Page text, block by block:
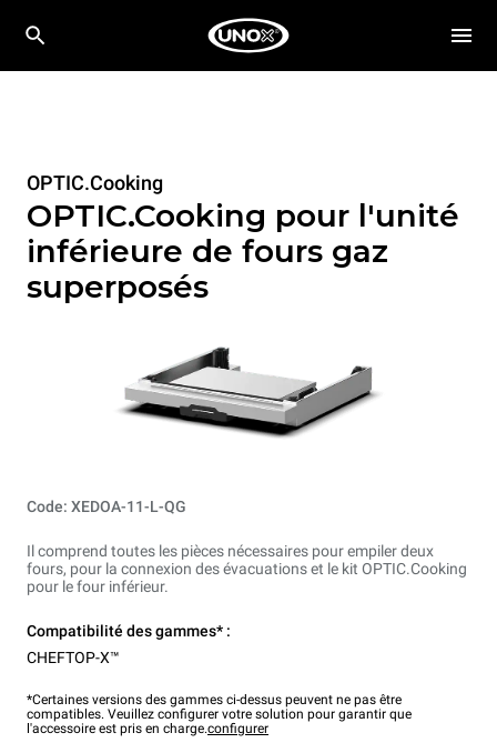
OPTIC.Cooking
OPTIC.Cooking pour l'unité
inférieure de fours gaz
superposés
Code: XEDOA-11-L-QG
Il comprend toutes les pièces nécessaires pour empiler deux
fours, pour la connexion des évacuations et le kit OPTIC.Cooking
pour le four inférieur.
Compatibilité des gammes* :
CHEFTOP-X™
*Certaines versions des gammes ci-dessus peuvent ne pas être
compatibles. Veuillez configurer votre solution pour garantir que
l'accessoire est pris en charge.configurer